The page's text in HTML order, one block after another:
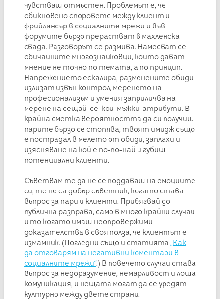
чувстваш отмъстен. Проблемът е, че
обикновено споровете между клиент и
фрийлансър в социалните мрежи и във
форумите бързо прерастват в махленска
свада. Разговорът се размива. Намесват се
обичайните многознайковци, които дават
мнение не точно по темата, а по принцип.
Напрежението ескалира, разменените обиди
излизат извън контрол, меренето на
професионализъм и умения заприличва на
мерене на сещай-се-кои-мъжки-атрибути. В
крайна сметка вероятността да си получиш
парите бързо се стопява, твоят имидж също
е пострадал в мелето от обиди, заплахи и
изясняване на кой е по-по-най и губиш
потенциални клиенти.
Съветвам те да не се поддаваш на емоциите
си, те не са добър съветник, когато става
въпрос за пари и клиенти. Прибягвай до
публична разправа, само в много крайни случаи
и то когато имаш неопровержими
доказателства в своя полза, че клиентът е
измамник. (Погледни също и статията „Как
да отговарям на негативни коментари в
социалните мрежи“.) В повечето случаи става
въпрос за недоразумение, немарливост и лоша
комуникация, и нещата могат да се уредят
културно между двете страни.